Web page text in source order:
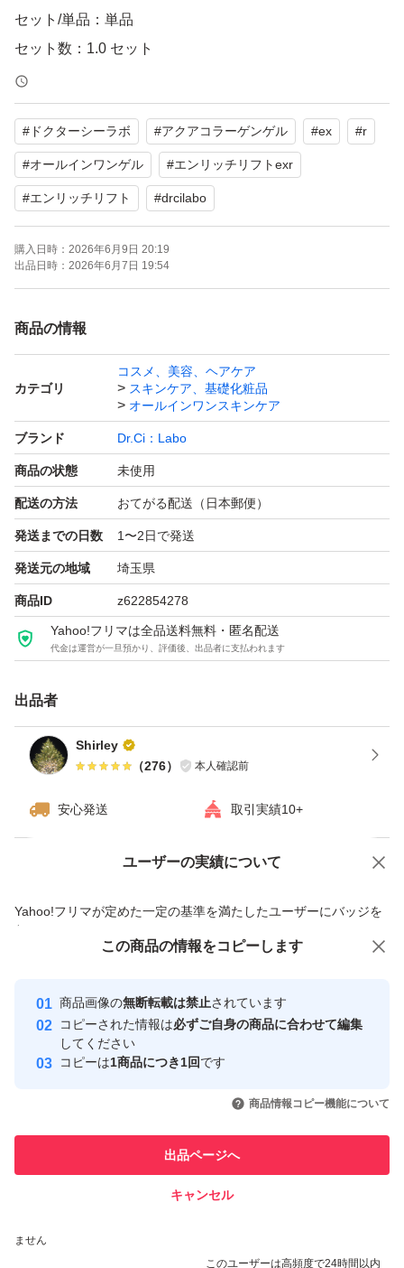
セット/単品：単品
セット数：1.0 セット
よろしくお願いします。
# ドクターシーラボ #アクアコラーゲンゲル #ex #r
#オールインワンゲル #エンリッチリフトexr
#エンリッチリフト #drcilabo
購入日時： 2026年6月9日 20:19
出品日時： 2026年6月7日 19:54
商品の情報
カテゴリ
コスメ、美容、ヘアケア
スキンケア、基礎化粧品
オールインワンスキンケア
ブランド Dr.Ci：Labo
商品の状態 未使用
配送の方法 おてがる配送（日本郵便）
発送までの日数 1〜2日で発送
発送元の地域 埼玉県
商品ID z622854278
Yahoo!フリマは全品送料無料・匿名配送
代金は運営が一旦預かり、評価後、出品者に支払われます
出品者
Shirley
（276） 本人確認前
安心発送 取引実績10+
ユーザーの実績について
Yahoo!フリマが定めた一定の基準を満たしたユーザーにバッジを
付与しています
安心取引出品者
心・安全なユーザーです
取引実績
引を完了させた実績があります
での取引実績があります
ません
このユーザーは高頻度で24時間以内
価格の相談 商品への質問
この商品の情報をコピーします
商品画像の無断転載は禁止されています
コピーされた情報は必ずご自身の商品に合わせて編集
してください
コピーは1商品につき1回です
商品情報コピー機能について
出品ページへ
キャンセル
この商品をみている人にオススメ